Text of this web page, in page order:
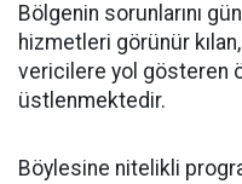
Bölgenin sorunlarını
hizmetleri görünür
vericilere yol gösteren
üstlenmektedir.
Böylesine nitelikli